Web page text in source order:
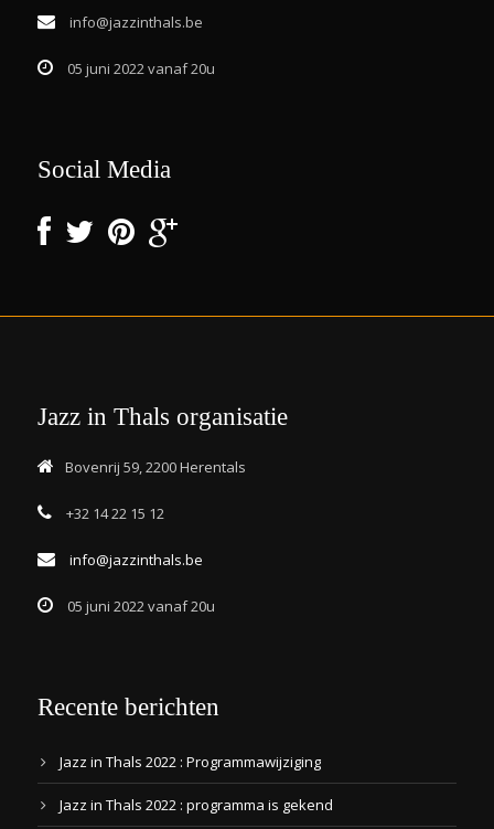
info@jazzinthals.be
05 juni 2022 vanaf 20u
Social Media
Jazz in Thals organisatie
Bovenrij 59, 2200 Herentals
+32 14 22 15 12
info@jazzinthals.be
05 juni 2022 vanaf 20u
Recente berichten
Jazz in Thals 2022 : Programmawijziging
Jazz in Thals 2022 : programma is gekend